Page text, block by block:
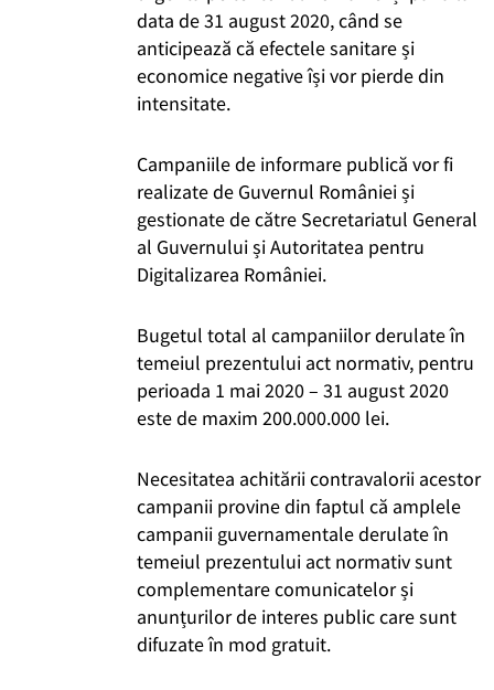
data de 31 august 2020, când se
anticipează că efectele sanitare și
economice negative își vor pierde din
intensitate.
Campaniile de informare publică vor fi
realizate de Guvernul României și
gestionate de către Secretariatul General
al Guvernului și Autoritatea pentru
Digitalizarea României.
Bugetul total al campaniilor derulate în
temeiul prezentului act normativ, pentru
perioada 1 mai 2020 – 31 august 2020
este de maxim 200.000.000 lei.
Necesitatea achitării contravalorii acestor
campanii provine din faptul că amplele
campanii guvernamentale derulate în
temeiul prezentului act normativ sunt
complementare comunicatelor și
anunțurilor de interes public care sunt
difuzate în mod gratuit.